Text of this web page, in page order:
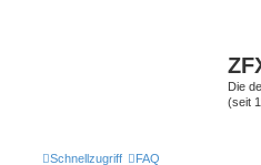
Die
(seit
Schnellzugriff FAQ